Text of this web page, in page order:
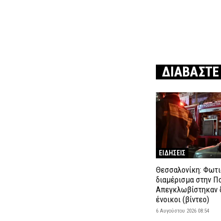
ΔΙΑΒΑΣΤΕ
ΕΙΔΗΣΕΙΣ
Θεσσαλονίκη:
διαμέρισμα στην
Απεγκλωβίστηκαν
ένοικοι (βίντεο)
6 Αυγούστου 2026 08:54